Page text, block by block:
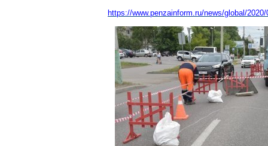
https://www.penzainform.ru/news/global/2020/